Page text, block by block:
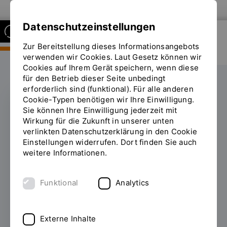
FAKULTÄT
BAUINGENIEURWESEN
KONFERENZBEITRAG
Paper auf der ISARC in
Indien präsentiert
14.09.2023Als Hauptautor hat Marc
Bauingenieurwesen entwickelten
Forschungsbeitrag auf der ISARC, der
Datenschutzeinstellungen
Zur Bereitstellung dieses Informationsangebots
verwenden wir Cookies. Laut Gesetz können wir
Cookies auf Ihrem Gerät speichern, wenn diese
für den Betrieb dieser Seite unbedingt
erforderlich sind (funktional). Für alle anderen
Cookie-Typen benötigen wir Ihre Einwilligung.
Sie können Ihre Einwilligung jederzeit mit
Wirkung für die Zukunft in unserer unten
verlinkten Datenschutzerklärung in den Cookie
Einstellungen widerrufen. Dort finden Sie auch
weitere Informationen.
Funktional Analytics
Externe Inhalte